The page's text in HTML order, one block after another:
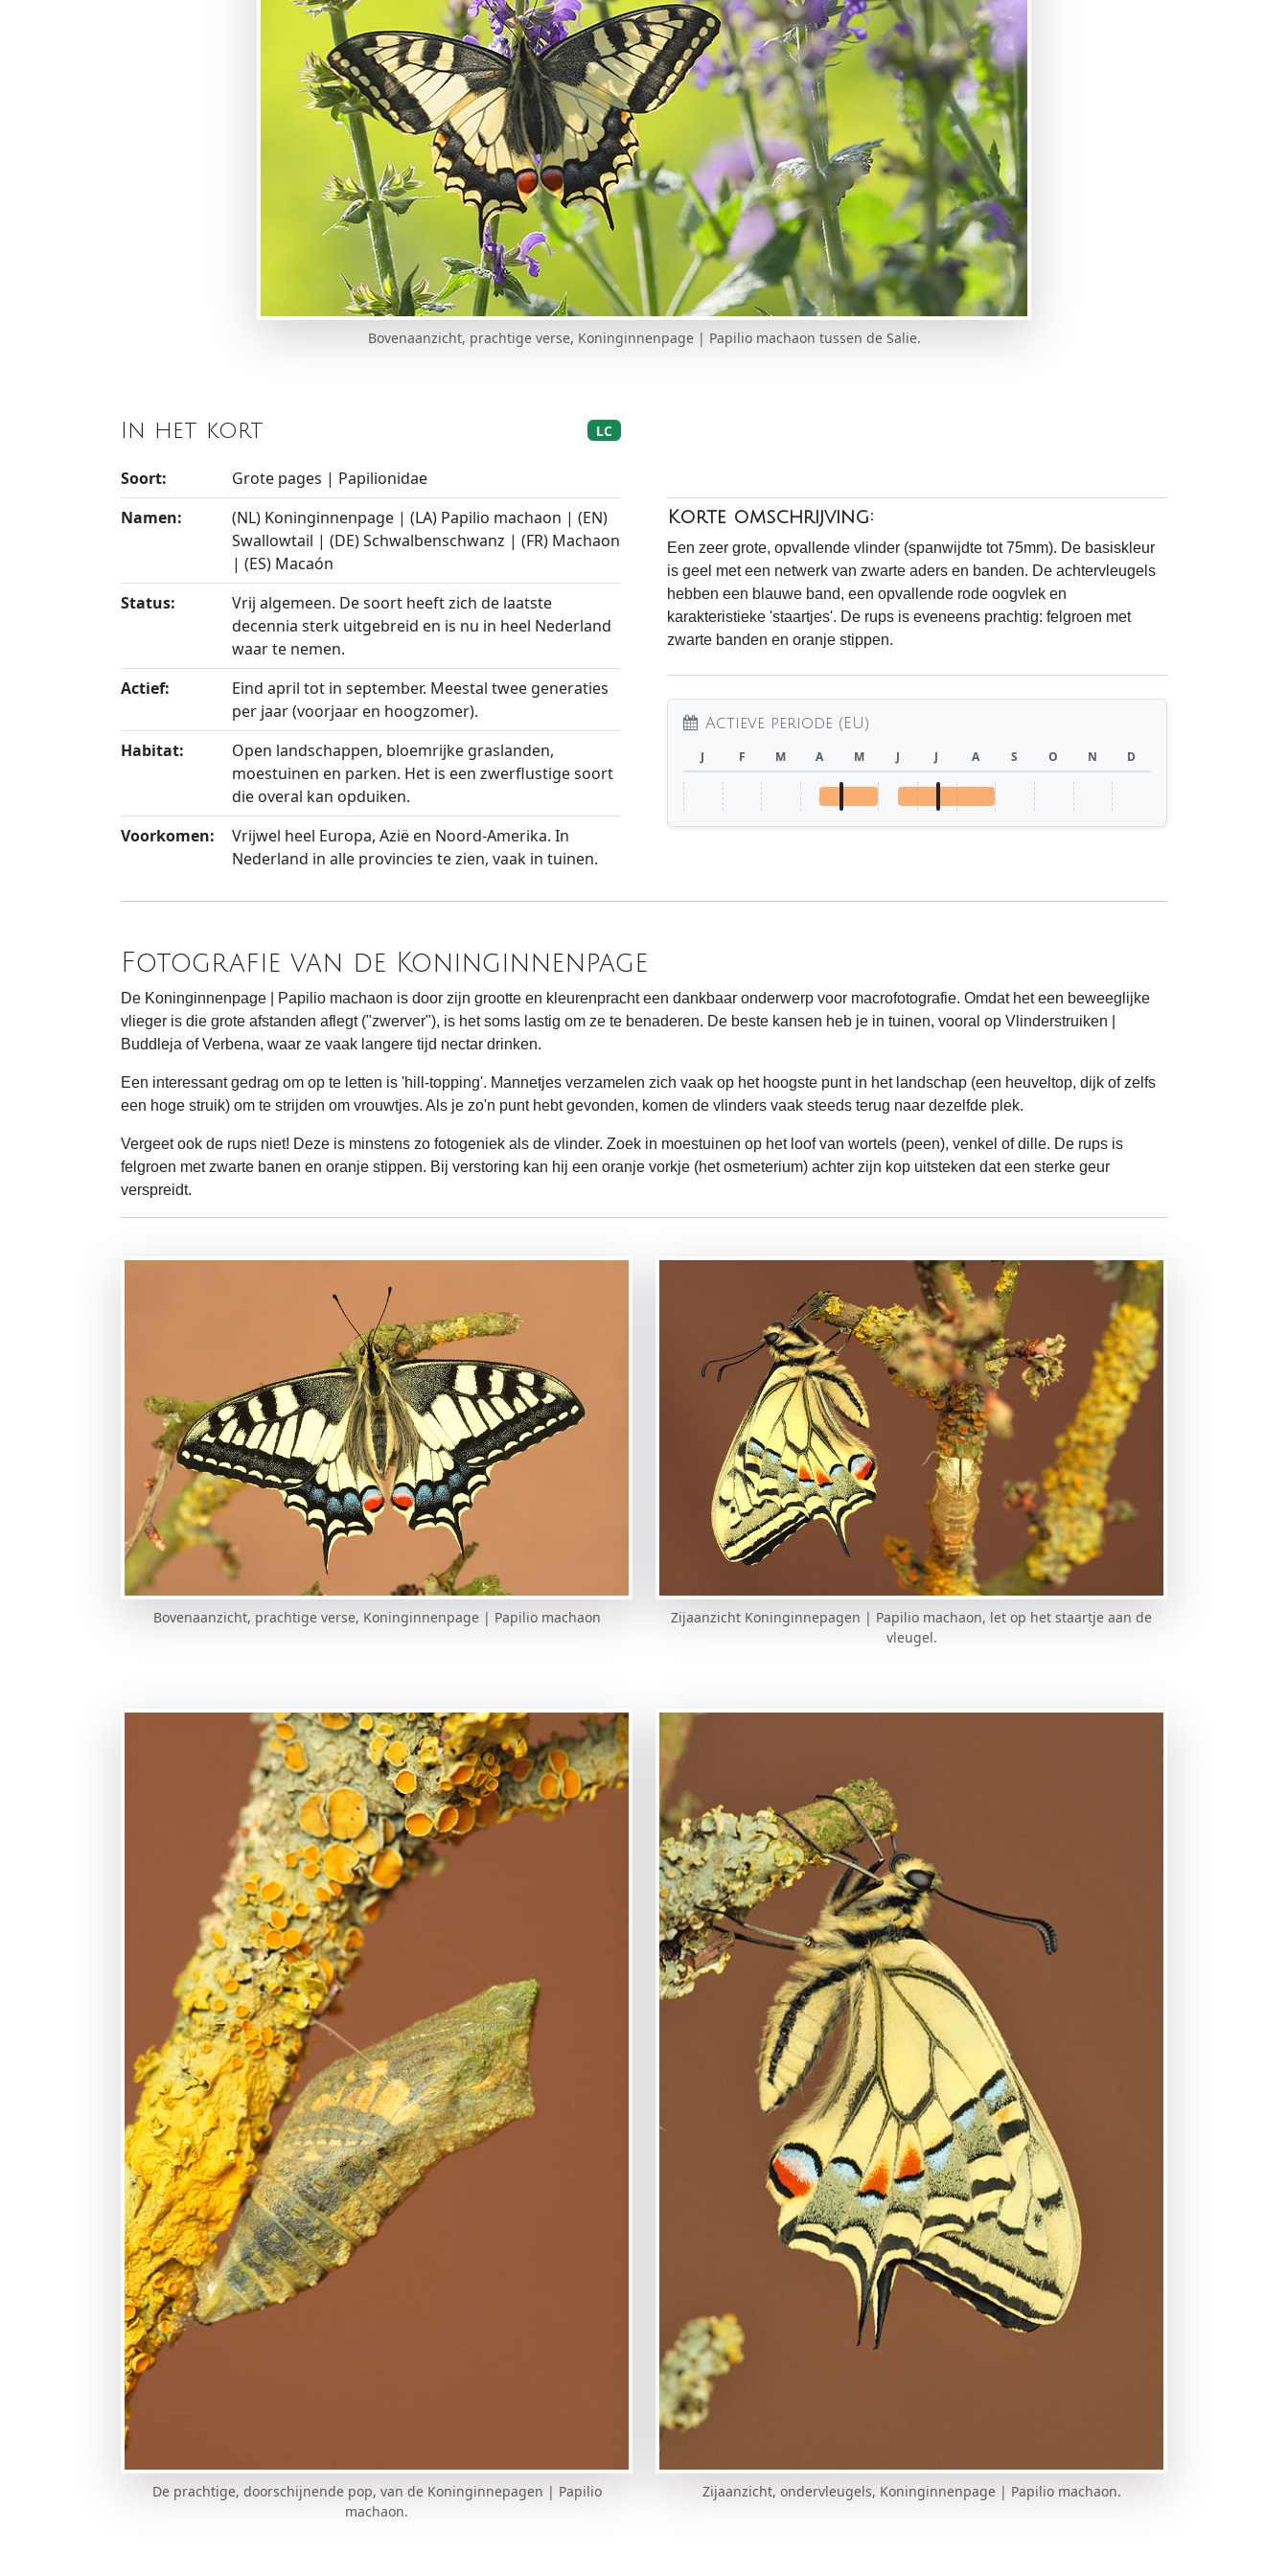
Bovenaanzicht, prachtige verse, Koninginnenpage | Papilio machaon tussen de Salie.
In het kort LC
Soort:
Grote pages | Papilionidae
Namen:
(NL) Koninginnenpage | (LA) Papilio machaon | (EN)
Swallowtail | (DE) Schwalbenschwanz | (FR) Machaon
| (ES) Macaón
Status:
Vrij algemeen. De soort heeft zich de laatste
decennia sterk uitgebreid en is nu in heel Nederland
waar te nemen.
Actief:
Eind april tot in september. Meestal twee generaties
per jaar (voorjaar en hoogzomer).
Habitat:
Open landschappen, bloemrijke graslanden,
moestuinen en parken. Het is een zwerflustige soort
die overal kan opduiken.
Voorkomen:
Vrijwel heel Europa, Azië en Noord-Amerika. In
Nederland in alle provincies te zien, vaak in tuinen.
Korte omschrijving:
Een zeer grote, opvallende vlinder (spanwijdte tot 75mm). De basiskleur
is geel met een netwerk van zwarte aders en banden. De achtervleugels
hebben een blauwe band, een opvallende rode oogvlek en
karakteristieke 'staartjes'. De rups is eveneens prachtig: felgroen met
zwarte banden en oranje stippen.
Actieve periode (EU)
J F M A M J J A S O N D
Fotografie van de Koninginnenpage
De Koninginnenpage | Papilio machaon is door zijn grootte en kleurenpracht een dankbaar onderwerp voor macrofotografie. Omdat het een beweeglijke
vlieger is die grote afstanden aflegt ("zwerver"), is het soms lastig om ze te benaderen. De beste kansen heb je in tuinen, vooral op Vlinderstruiken |
Buddleja of Verbena, waar ze vaak langere tijd nectar drinken.
Een interessant gedrag om op te letten is 'hill-topping'. Mannetjes verzamelen zich vaak op het hoogste punt in het landschap (een heuveltop, dijk of zelfs
een hoge struik) om te strijden om vrouwtjes. Als je zo'n punt hebt gevonden, komen de vlinders vaak steeds terug naar dezelfde plek.
Vergeet ook de rups niet! Deze is minstens zo fotogeniek als de vlinder. Zoek in moestuinen op het loof van wortels (peen), venkel of dille. De rups is
felgroen met zwarte banen en oranje stippen. Bij verstoring kan hij een oranje vorkje (het osmeterium) achter zijn kop uitsteken dat een sterke geur
verspreidt.
Bovenaanzicht, prachtige verse, Koninginnenpage | Papilio machaon
Zijaanzicht Koninginnepagen | Papilio machaon, let op het staartje aan de
vleugel.
De prachtige, doorschijnende pop, van de Koninginnepagen | Papilio
machaon.
Zijaanzicht, ondervleugels, Koninginnenpage | Papilio machaon.